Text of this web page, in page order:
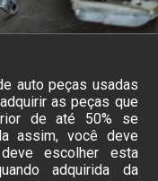
auto peças usadas
as peças que
de até 50% se
assim, você deve
escolher esta
adquirida da